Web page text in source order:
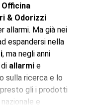
Officina
& Odorizzi
allarmi. Ma già nei
espandersi nella
, ma negli anni
allarmi e
sulla ricerca e lo
gli i prodotti
e